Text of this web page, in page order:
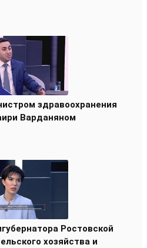
здравоохранения
Варданяном
Ростовской
хозяйства и